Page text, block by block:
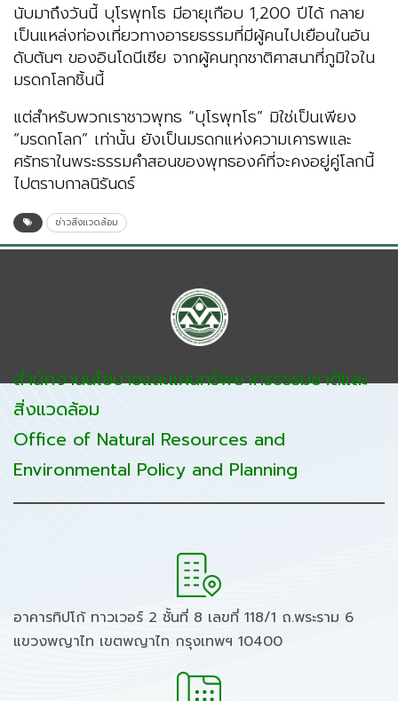
นับมาถึงวันนี้ บุโรพุทโธ มีอายุเกือบ 1,200 ปีได้ กลาย
เป็นแหล่งท่องเที่ยวทางอารยธรรมที่มีผู้คนไปเยือนในอัน
ดับต้นๆ ของอินโดนีเซีย จากผู้คนทุกชาติศาสนาที่ภูมิใจใน
มรดกโลกชิ้นนี้
แต่สำหรับพวกเราชาวพุทธ “บุโรพุทโธ” มิใช่เป็นเพียง
“มรดกโลก” เท่านั้น ยังเป็นมรดกแห่งความเคารพและ
ศรัทธาในพระธรรมคำสอนของพุทธองค์ที่จะคงอยู่คู่โลกนี้
ไปตราบกาลนิรันดร์
ข่าวสิ่งแวดล้อม
สำนักงานนโยบายและแผนทรัพยากรธรรมชาติและ
สิ่งแวดล้อม
Office of Natural Resources and
Environmental Policy and Planning
อาคารทิปโก้ ทาวเวอร์ 2 ชั้นที่ 8 เลขที่ 118/1 ถ.พระราม 6
แขวงพญาไท เขตพญาไท กรุงเทพฯ 10400